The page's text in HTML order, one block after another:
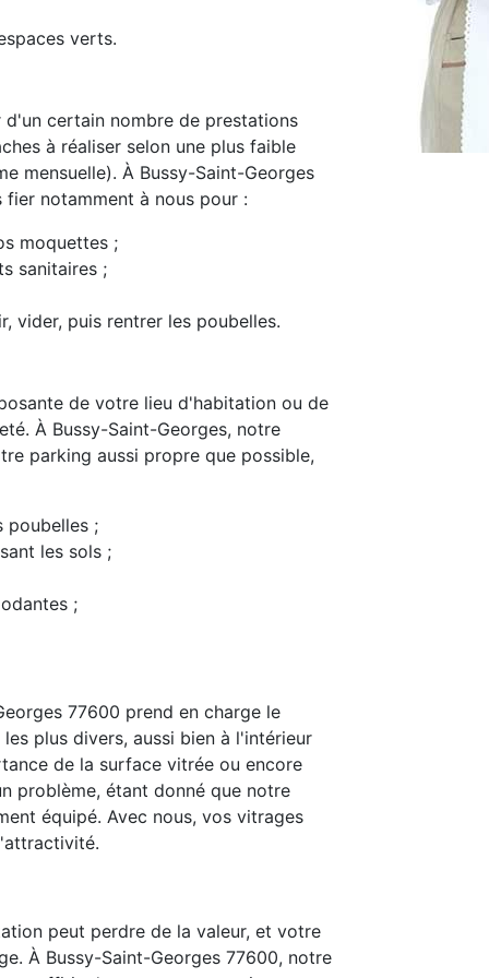
verts.
certain nombre de prestations
à réaliser selon une plus faible
mensuelle). À Bussy-Saint-Georges
notamment à nous pour :
moquettes ;
sanitaires ;
vider, puis rentrer les poubelles.
de votre lieu d'habitation ou de
À Bussy-Saint-Georges, notre
parking aussi propre que possible,
poubelles ;
les sols ;
;
77600 prend en charge le
plus divers, aussi bien à l'intérieur
de la surface vitrée ou encore
problème, étant donné que notre
équipé. Avec nous, vos vitrages
peut perdre de la valeur, et votre
À Bussy-Saint-Georges 77600, notre